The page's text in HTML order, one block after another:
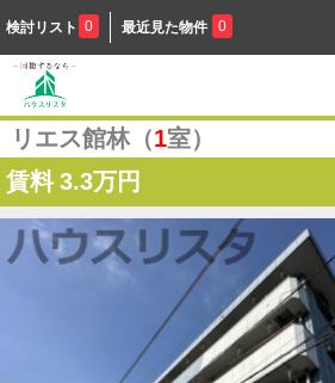
検討リスト 0 最近見た物件 0
リエス館林（1室）
賃料 3.3万円